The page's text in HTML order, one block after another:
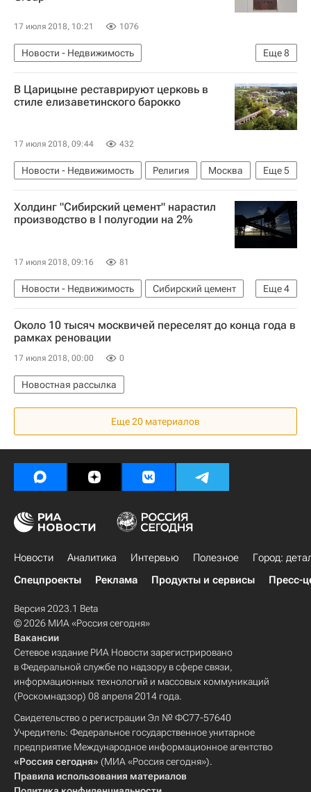
17 июля 2018, 10:21 1076
Еще8
Новости - Недвижимость
Проблемы девелоперской компании Urban Group
Urban Group
Следствие
Злоупотребления
Следственный комитет России (СК РФ)
Россия
В Царицыне реставрируют церковь в
стиле елизаветинского барокко
17 июля 2018, 09:44 432
Еще5
Новости - Недвижимость Религия
Москва
Парки
Реставрация Церкви
Россия
Религия
Холдинг "Сибирский цемент" нарастил
производство в I полугодии на 2%
17 июля 2018, 09:16 81
Еще4
Новости - Недвижимость
Сибирский цемент
Производство
Цемент
Стройматериалы
Россия
Около 10 тысяч москвичей переселят до конца года в
рамках реновации
17 июля 2018, 00:00 0
Новостная рассылка
Еще 20 материалов
Новости Аналитика Интервью Полезное
Город:
Спецпроекты
Реклама Продукты и сервисы Пресс-
Версия 2023.1 Beta
© 2026 МИА «Россия сегодня»
Вакансии
Сетевое издание РИА Новости зарегистрировано
в Федеральной службе по надзору в сфере связи,
информационных технологий и массовых коммуникаций
(Роскомнадзор) 08 апреля 2014 года.
Свидетельство о регистрации Эл № ФС77-57640
Учредитель: Федеральное государственное унитарное
предприятие Международное информационное агентство
«Россия сегодня» (МИА «Россия сегодня»).
Правила использования материалов